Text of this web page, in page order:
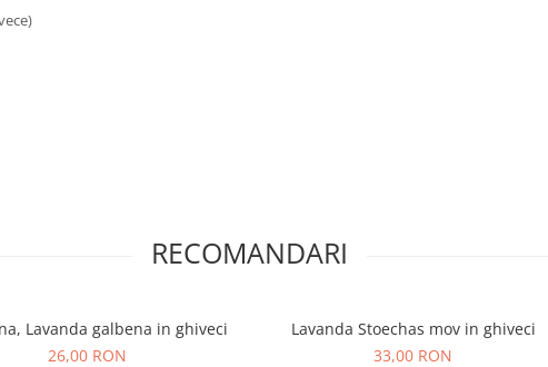
RECOMANDARI
Lavanda galbena in ghiveci
26,00 RON
Lavanda Stoechas mov in ghiveci
33,00 RON